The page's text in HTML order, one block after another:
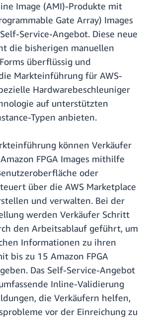
Image (AMI)-Produkte mit
Gate Array) Images
Service-Angebot. Diese neue
die bisherigen manuellen
überflüssig und
Markteinführung für AWS-
Hardwarebeschleuniger
auf unterstützten
Typen anbieten.
können Verkäufer
FPGA Images mithilfe
oder
über die AWS Marketplace
und verwalten. Bei der
werden Verkäufer Schritt
den Arbeitsablauf geführt, um
Informationen zu ihren
bis zu 15 Amazon FPGA
Das Self-Service-Angebot
Inline-Validierung
die Verkäufern helfen,
vor der Einreichung zu